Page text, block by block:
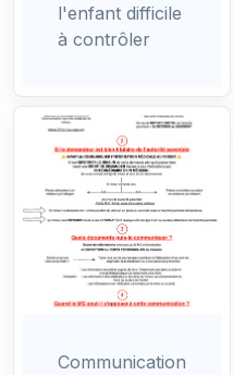
l'enfant difficile
à contrôler
Communication